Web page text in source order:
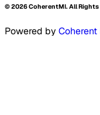
©2026CoherentMI. All Rights
Powered by